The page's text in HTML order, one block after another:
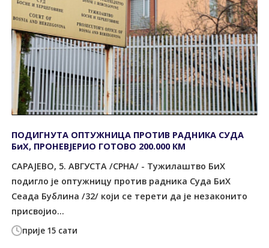
прије 15 сати
ПОДИГНУТА ОПТУЖНИЦА ПРОТИВ РАДНИКА СУДА
БиХ, ПРОНЕВЈЕРИО ГОТОВО 200.000 КМ
САРАЈЕВО, 5. АВГУСТА /СРНА/ - Тужилаштво БиХ
подигло је оптужницу против радника Суда БиХ
Сеада Бублина /32/ који се терети да је незаконито
присвојио...